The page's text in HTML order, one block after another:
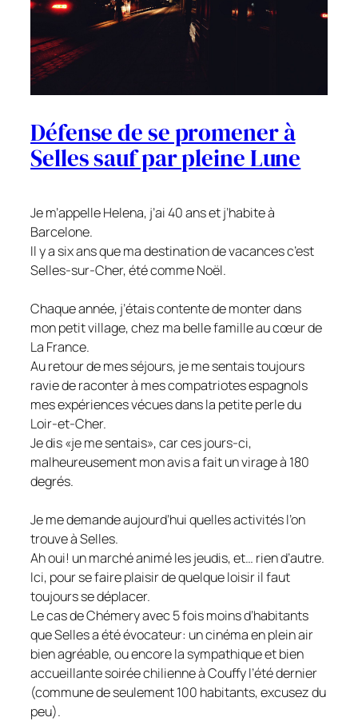
Défense de se promener à
Selles sauf par pleine Lune
Je m’appelle Helena, j’ai 40 ans et j’habite à
Barcelone.
Il y a six ans que ma destination de vacances c’est
Selles-sur-Cher, été comme Noël.
Chaque année, j’étais contente de monter dans
mon petit village, chez ma belle famille au cœur de
La France.
Au retour de mes séjours, je me sentais toujours
ravie de raconter à mes compatriotes espagnols
mes expériences vécues dans la petite perle du
Loir-et-Cher.
Je dis «je me sentais», car ces jours-ci,
malheureusement mon avis a fait un virage à 180
degrés.
Je me demande aujourd’hui quelles activités l’on
trouve à Selles.
Ah oui! un marché animé les jeudis, et… rien d’autre.
Ici, pour se faire plaisir de quelque loisir il faut
toujours se déplacer.
Le cas de Chémery avec 5 fois moins d’habitants
que Selles a été évocateur: un cinéma en plein air
bien agréable, ou encore la sympathique et bien
accueillante soirée chilienne à Couffy l’été dernier
(commune de seulement 100 habitants, excusez du
peu).